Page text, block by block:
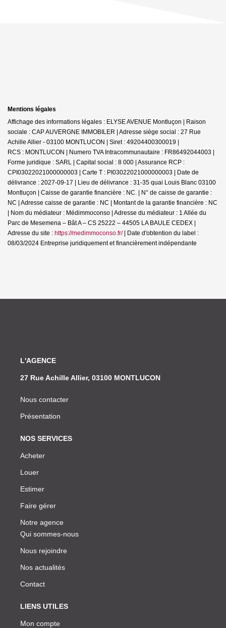
Mentions légales
Affichage des informations légales : ELYSE AVENUE Montluçon | Raison
sociale : CAP AUVERGNE IMMOBILER | Adresse siège social : 27 Rue
Achille Allier - 03100 MONTLUCON | Siret : 49204400300019 |
RCS : MONTLUCON | Numero TVA Intracommunautaire : FR86492044003 |
Forme juridique : SARL | Capital social : 8 000 | Assurance RCP :
CPI03022021000000003 | Carte T : PI03022021000000003 | Date de
délivrance : 2027-09-17 | Lieu de délivrance : 31-35 quai Louis Blanc 03100
Montluçon | Caisse de garantie financière : NC. | N° de caisse de garantie :
NC | Adresse caisse de garantie : NC | Montant de la garantie financière : NC
| Nom du médiateur : Médimmoconso | Adresse du médiateur : 1 Allée du
Parc de Mesemena – Bât A – CS 25222 – 44505 LA BAULE CEDEX |
Adresse du site : https://medimmoconso.fr/| Date d'obtention du label :
08/03/2024 Entreprise juridiquement et financièrement indépendante
L'AGENCE
27 Rue Achille Allier, 03100 MONTLUCON
Nous contacter
Présentation
NOS SERVICES
Acheter
Louer
Estimer
Faire gérer
Notre agence
Qui sommes-nous
Nous rejoindre
Nos actualités
Contact
LIENS UTILES
Mon compte